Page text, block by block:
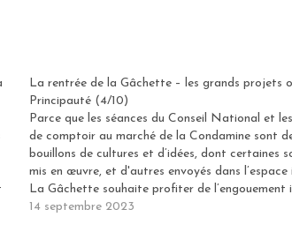
La rentrée de la Gâchette – les grands projets
Principauté (4/10)
Parce que les séances du Conseil National et
de comptoir au marché de la Condamine sont
bouillons de cultures et d’idées, dont certaines
mis en œuvre, et d'autres envoyés dans l’espace
La Gâchette souhaite profiter de l’engouement
généré par la rentrée des…
14 septembre 2023